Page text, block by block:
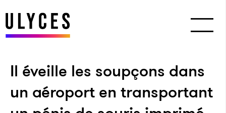
Il éveille les soupçons dans
un aéroport en transportant